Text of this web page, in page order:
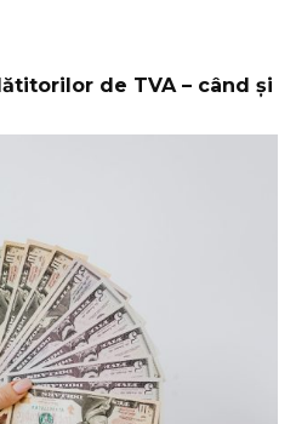
de TVA – când și